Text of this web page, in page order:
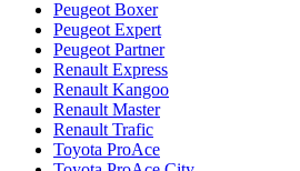
Peugeot Boxer
Peugeot Expert
Peugeot Partner
Renault Express
Renault Kangoo
Renault Master
Renault Trafic
Toyota ProAce